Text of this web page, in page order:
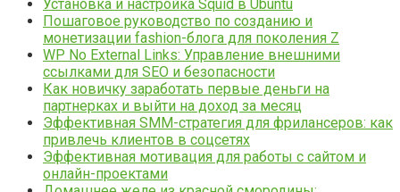
Установка и настройка Squid в Ubuntu
Пошаговое руководство по созданию и
монетизации fashion-блога для поколения Z
WP No External Links: Управление внешними
ссылками для SEO и безопасности
Как новичку заработать первые деньги на
партнерках и выйти на доход за месяц
Эффективная SMM-стратегия для фрилансеров: как
привлечь клиентов в соцсетях
Эффективная мотивация для работы с сайтом и
онлайн-проектами